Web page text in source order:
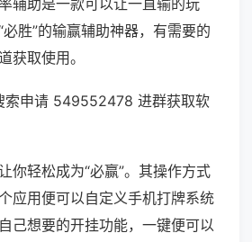
辅助是一款可以让一直输的玩
胜”的输赢辅助神器，有需要的
获取使用。
索申请 549552478 进群获取软
你轻松成为“必赢”。其操作方式
应用便可以自定义手机打牌系统
己想要的开挂功能，一键便可以